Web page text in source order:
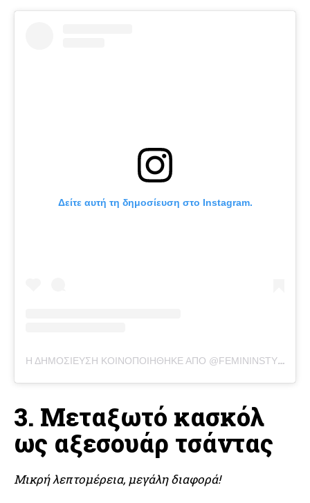
Δείτε αυτή τη δημοσίευση στο Instagram.
Η ΔΗΜΟΣΊΕΥΣΗ ΚΟΙΝΟΠΟΙΉΘΗΚΕ ΑΠΌ @FEMININSTYLES
3. Μεταξωτό κασκόλ
ως αξεσουάρ τσάντας
Μικρή λεπτομέρεια, μεγάλη διαφορά!